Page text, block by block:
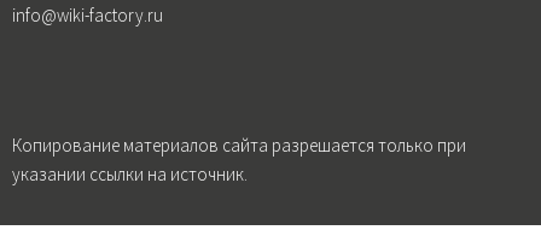
info@wiki-factory.ru
Копирование материалов сайта разрешается только при
указании ссылки на источник.